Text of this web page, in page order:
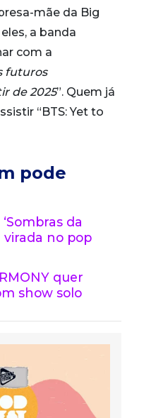
mãe da Big
a banda
com a
futuros
de 2025”. Quem já
“BTS: Yet to
pode
da
virada no pop
quer
show solo